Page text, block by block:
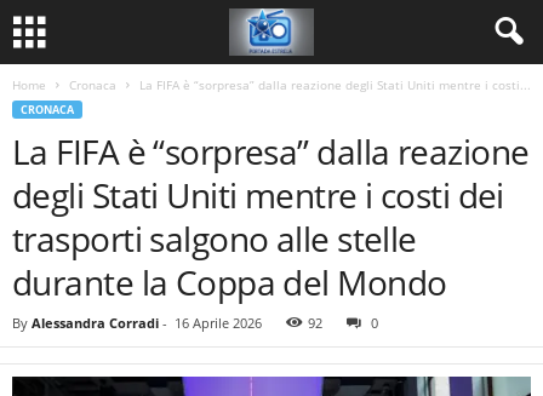
Home Cronaca La FIFA è “sorpresa” dalla reazione degli Stati Uniti mentre i costi...
CRONACA
La FIFA è “sorpresa” dalla reazione
degli Stati Uniti mentre i costi dei
trasporti salgono alle stelle
durante la Coppa del Mondo
By Alessandra Corradi - 16 Aprile 2026 92 0